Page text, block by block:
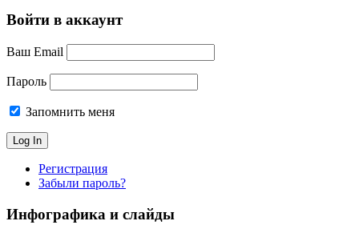
Войти в аккаунт
Ваш Email
Пароль
Запомнить меня
Регистрация
Забыли пароль?
Инфографика и слайды